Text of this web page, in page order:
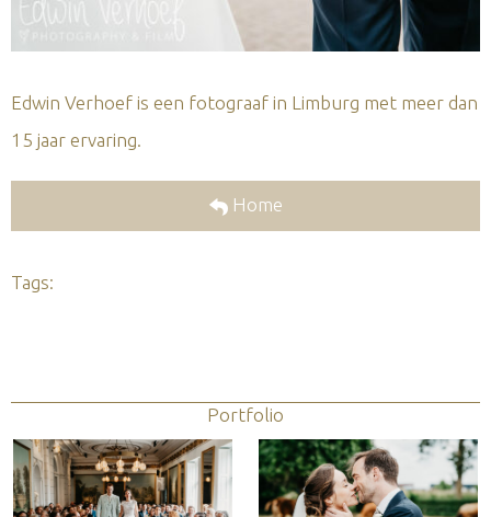
Edwin Verhoef is een fotograaf in Limburg met meer dan
15 jaar ervaring.
Home
Tags:
Portfolio